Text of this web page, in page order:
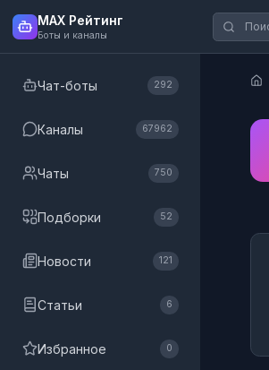
MAX Рейтинг
Боты и каналы
Чат-боты 292
Каналы 67962
Чаты 750
Подборки 52
Новости 121
Статьи 6
Избранное 0